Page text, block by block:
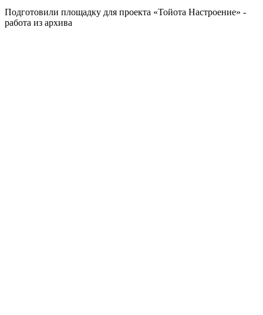
Подготовили площадку для проекта «Тойота Настроение» -
работа из архива